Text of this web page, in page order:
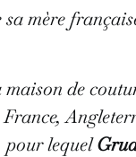
mère
de
pour lequel